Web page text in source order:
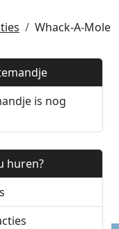
Whack-A-Mole
is nog
huren?